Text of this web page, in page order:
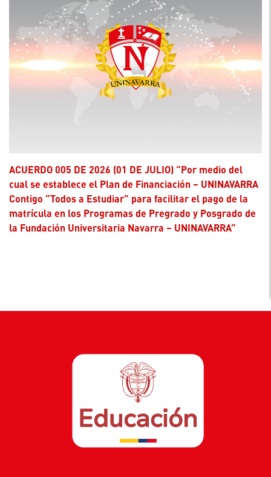
ACUERDO 005 DE 2026 (01 DE JULIO) “Por medio del
cual se establece el Plan de Financiación – UNINAVARRA
Contigo “Todos a Estudiar” para facilitar el pago de la
matrícula en los Programas de Pregrado y Posgrado de
la Fundación Universitaria Navarra – UNINAVARRA”